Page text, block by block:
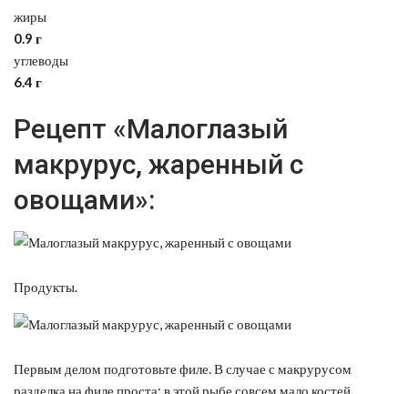
жиры
0.9 г
углеводы
6.4 г
Рецепт «Малоглазый
макрурус, жаренный с
овощами»:
Продукты.
Первым делом подготовьте филе. В случае с макрурусом
разделка на филе проста: в этой рыбе совсем мало костей.